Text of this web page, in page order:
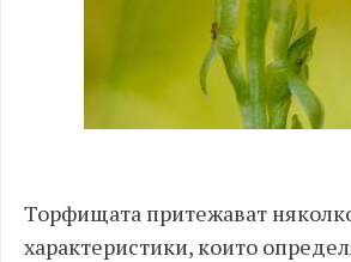
Торфищата притежават
характеристики, които